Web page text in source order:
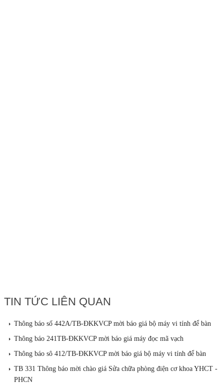
TIN TỨC LIÊN QUAN
Thông báo số 442A/TB-ĐKKVCP mời báo giá bộ máy vi tính để bàn
Thông báo 241TB-ĐKKVCP mời báo giá máy đọc mã vạch
Thông báo sô 412/TB-ĐKKVCP mời báo giá bộ máy vi tính để bàn
TB 331 Thông báo mời chào giá Sửa chữa phòng điện cơ khoa YHCT -
PHCN